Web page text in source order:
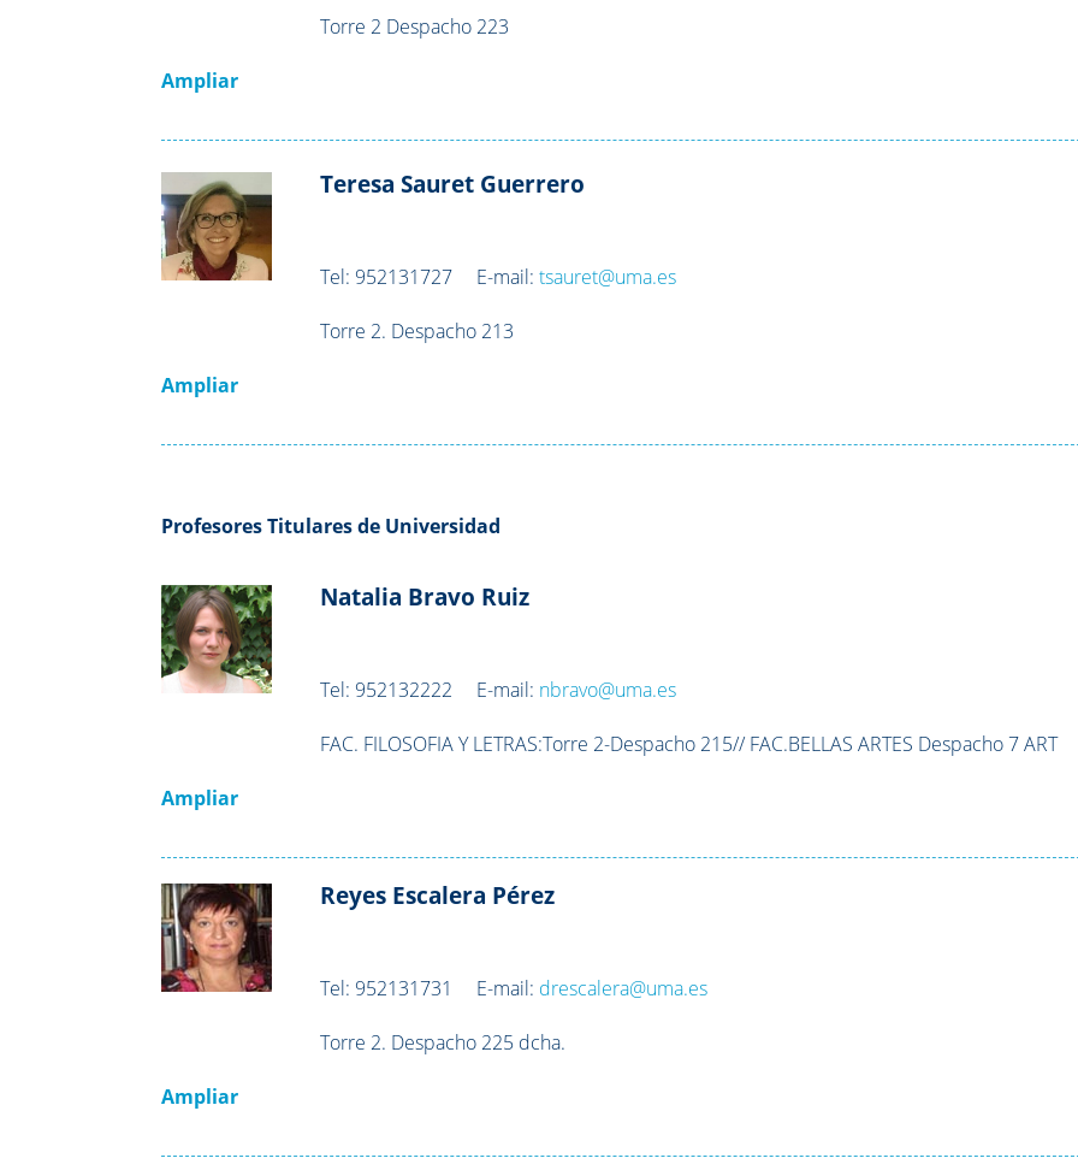
Torre 2 Despacho 223
Ampliar
Teresa Sauret Guerrero
Tel: 952131727 E-mail:tsauret@uma.es
Torre 2. Despacho 213
Ampliar
Profesores Titulares de Universidad
Natalia Bravo Ruiz
Tel: 952132222 E-mail: nbravo@uma.es
FAC. FILOSOFIA Y LETRAS:Torre 2-Despacho 215// FAC.BELLAS ARTES Despacho 7 ART
Ampliar
Reyes Escalera Pérez
Tel: 952131731 E-mail: drescalera@uma.es
Torre 2. Despacho 225 dcha.
Ampliar